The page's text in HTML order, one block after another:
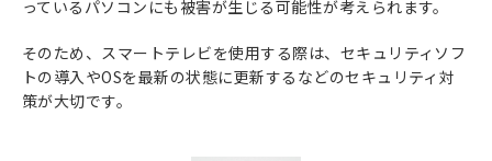
っているパソコンにも被害が生じる可能性が考えられます。
そのため、スマートテレビを使用する際は、セキュリティソフ
トの導入やOSを最新の状態に更新するなどのセキュリティ対
策が大切です。